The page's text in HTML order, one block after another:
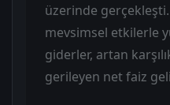
üzerinde
mevsimsel etkilerle
giderler, artan
gerileyen net faiz